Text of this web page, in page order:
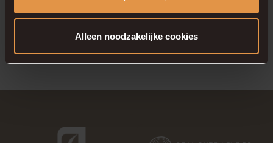
Alleen noodzakelijke cookies
Salland Parket – Passie voor vloeren. Je ziet